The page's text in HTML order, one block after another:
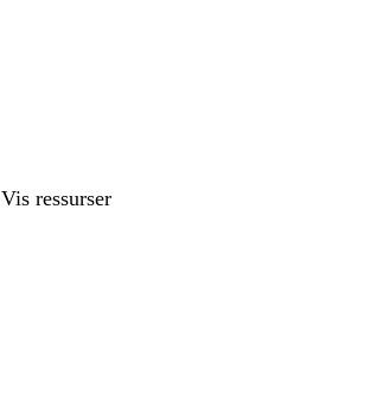
Vis ressurser